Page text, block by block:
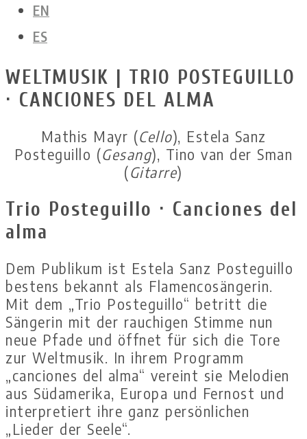
EN
ES
WELTMUSIK | TRIO POSTEGUILLO
· CANCIONES DEL ALMA
Mathis Mayr (Cello), Estela Sanz
Posteguillo (Gesang), Tino van der Sman
(Gitarre)
Trio Posteguillo · Canciones del
alma
Dem Publikum ist Estela Sanz Posteguillo
bestens bekannt als Flamencosängerin.
Mit dem „Trio Posteguillo“ betritt die
Sängerin mit der rauchigen Stimme nun
neue Pfade und öffnet für sich die Tore
zur Weltmusik. In ihrem Programm
„canciones del alma“ vereint sie Melodien
aus Südamerika, Europa und Fernost und
interpretiert ihre ganz persönlichen
„Lieder der Seele“.